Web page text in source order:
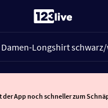
Damen-Longshirt
der App noch schneller zum